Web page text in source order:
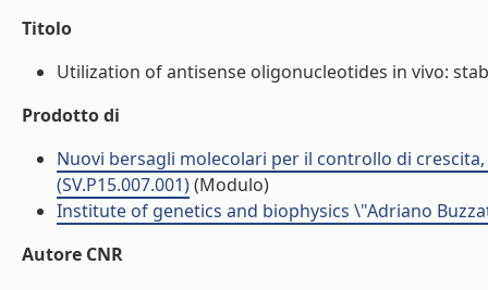
Titolo
Utilization of antisense oligonucleotides in vivo:
Prodotto di
Nuovi bersagli molecolari per il controllo di
(SV.P15.007.001)(Modulo)
Institute of genetics and biophysics \"Adriano
Autore CNR